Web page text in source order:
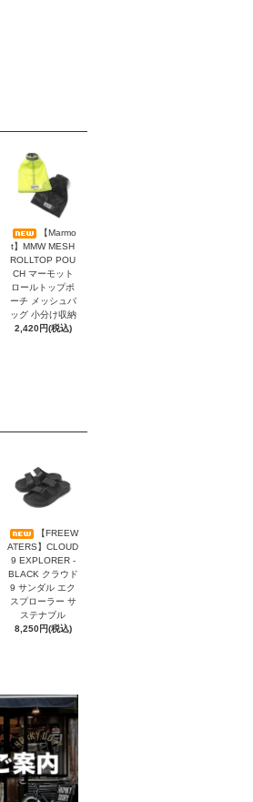
【Marmo
t】MMW MESH
ROLLTOP POU
CH マーモット
ロールトップポ
ーチ メッシュバ
ッグ 小分け収納
2,420円(税込)
【FREEW
ATERS】CLOUD
9 EXPLORER -
BLACK クラウド
9 サンダル エク
スプローラー サ
ステナブル
8,250円(税込)